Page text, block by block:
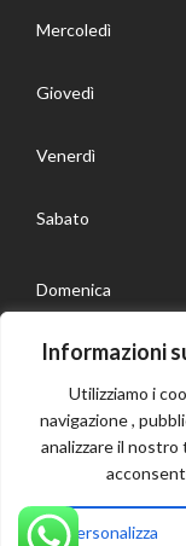
Informazioni
Utilizziamo i
navigazione ,
analizzare il
Personalizza
Mercoledì
Giovedì
Venerdì
Sabato
Domenica
Privacy Policy